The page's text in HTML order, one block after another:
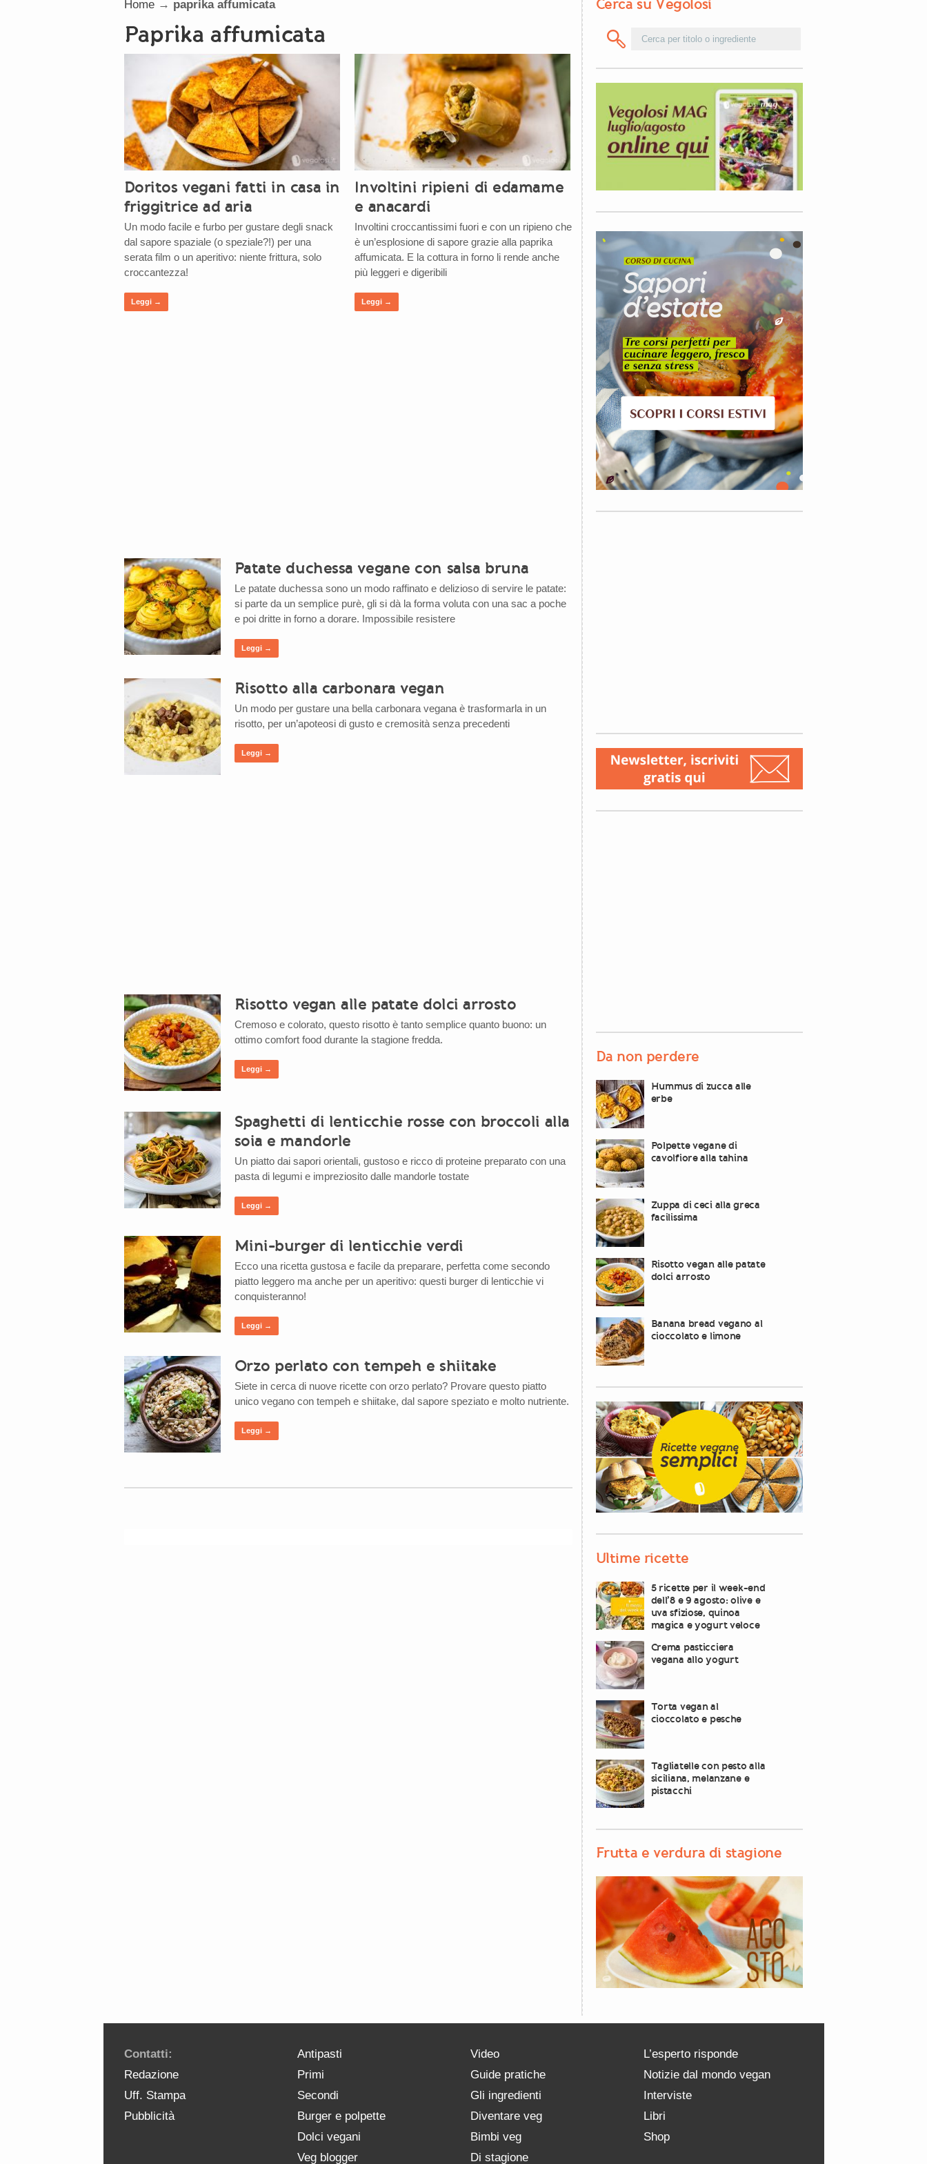
Home→ paprika affumicata
paprika affumicata
Doritos vegani fatti in casa in
friggitrice ad aria
Un modo facile e furbo per gustare degli snack
dal sapore spaziale (o speziale?!) per una
serata film o un aperitivo: niente frittura, solo
croccantezza!
Leggi →
Involtini ripieni di edamame
e anacardi
Involtini croccantissimi fuori e con un ripieno che
è un’esplosione di sapore grazie alla paprika
affumicata. E la cottura in forno li rende anche
più leggeri e digeribili
Leggi →
Patate duchessa vegane con salsa bruna
Le patate duchessa sono un modo raffinato e delizioso di servire le patate:
si parte da un semplice purè, gli si dà la forma voluta con una sac a poche
e poi dritte in forno a dorare. Impossibile resistere
Leggi →
Risotto alla carbonara vegan
Un modo per gustare una bella carbonara vegana è trasformarla in un
risotto, per un’apoteosi di gusto e cremosità senza precedenti
Leggi →
Risotto vegan alle patate dolci arrosto
Cremoso e colorato, questo risotto è tanto semplice quanto buono: un
ottimo comfort food durante la stagione fredda.
Leggi →
Spaghetti di lenticchie rosse con broccoli alla
soia e mandorle
Un piatto dai sapori orientali, gustoso e ricco di proteine preparato con una
pasta di legumi e impreziosito dalle mandorle tostate
Leggi →
Mini-burger di lenticchie verdi
Ecco una ricetta gustosa e facile da preparare, perfetta come secondo
piatto leggero ma anche per un aperitivo: questi burger di lenticchie vi
conquisteranno!
Leggi →
Orzo perlato con tempeh e shiitake
Siete in cerca di nuove ricette con orzo perlato? Provare questo piatto
unico vegano con tempeh e shiitake, dal sapore speziato e molto nutriente.
Leggi →
Cerca su Vegolosi
Da non perdere
Hummus di zucca alle
erbe
Polpette vegane di
cavolfiore alla tahina
Zuppa di ceci alla greca
facilissima
Risotto vegan alle patate
dolci arrosto
Banana bread vegano al
cioccolato e limone
Ultime ricette
5 ricette per il week-end
dell’8 e 9 agosto: olive e
uva sfiziose, quinoa
magica e yogurt veloce
Crema pasticciera
vegana allo yogurt
Torta vegan al
cioccolato e pesche
Tagliatelle con pesto alla
siciliana, melanzane e
pistacchi
Frutta e verdura di stagione
Contatti:
Redazione
Uff. Stampa
Pubblicità
Antipasti
Primi
Secondi
Burger e polpette
Dolci vegani
Veg blogger
Video
Guide pratiche
Gli ingredienti
Diventare veg
Bimbi veg
Di stagione
L’esperto risponde
Notizie dal mondo vegan
Interviste
Libri
Shop